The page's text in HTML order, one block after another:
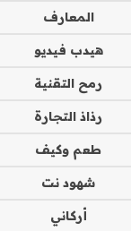
المعارف
هيدب فيديو
رمح التقنية
رذاذ التجارة
طعم وكيف
شهود نت
أركاني